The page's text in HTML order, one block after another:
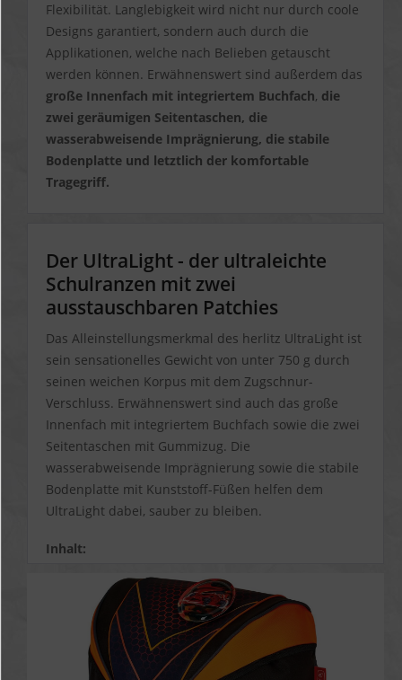
Flexibilität. Langlebigkeit wird nicht nur durch coole
Designs garantiert, sondern auch durch die
Applikationen, welche nach Belieben getauscht
werden können. Erwähnenswert sind außerdem das
große Innenfach mit integriertem Buchfach, die
zwei geräumigen Seitentaschen, die
wasserabweisende Imprägnierung, die stabile
Bodenplatte und letztlich der komfortable
Tragegriff.
Runder Faulenzer
Sportbeutel
Brotdose
Zwei austauschbare Patchies
Der UltraLight - der ultraleichte
Schulranzen mit zwei
ausstauschbaren Patchies
Das Alleinstellungsmerkmal des herlitz UltraLight ist
sein sensationelles Gewicht von unter 750 g durch
seinen weichen Korpus mit dem Zugschnur-
Verschluss. Erwähnenswert sind auch das große
Innenfach mit integriertem Buchfach sowie die zwei
Seitentaschen mit Gummizug. Die
wasserabweisende Imprägnierung sowie die stabile
Bodenplatte mit Kunststoff-Füßen helfen dem
UltraLight dabei, sauber zu bleiben.
Inhalt:
Runder Faulenzer
Sportbeutel
Zwei Applikationen